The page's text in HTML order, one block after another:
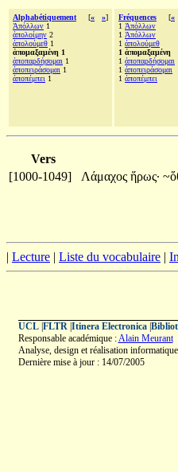
Alphabétiquement [« »]
Ἁπόλλων 1
ἀπολοίμην 2
ἀπολούμεθ 1
ἀπομαξαμένη 1
ἀποπαρδήσομαι 1
ἀποπειράσομαι 1
ἀποπέμπει 1
Fréquences [«
1 Ἀπόλλων
1 Ἁπόλλων
1 ἀπολούμεθ
1 ἀπομαξαμένη
1 ἀποπαρδήσομαι
1 ἀποπειράσομαι
1 ἀποπέμπει
Vers
[1000-1049]
Λάμαχος ἥρως·
| Lecture | Liste du vocabulaire |
UCL| FLTR| Itinera Electronica|
Responsable académique :Alain Meurant
Analyse, design et réalisation
Dernière mise à jour : 14/07/2005